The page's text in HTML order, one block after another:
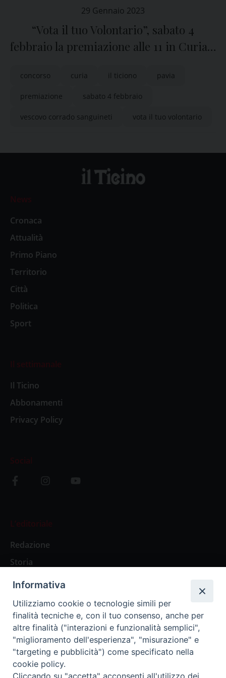
29 Gennaio 2023
“Vota il tuo Volontario”, sabato 4
febbraio la premiazione alle 11 in Curia a
concorso curia il ticiono pavia
premiazione sabato 4 febbraio
vescovo corrado sanguineti vota il tuo volontario
News
Cronaca
Attualità
Primo Piano
Territorio
Città
Politica
Sport
Il settimanale
Il Ticino
Abbonamenti
Privacy Policy
Social
L’editoriale
Redazione
Storia
Abbonamenti
Abbonamento Annuale Digitale
Abbonamento Annuale Cartaceo
Abbonamento Singola Copia Digitale
Informativa
Utilizziamo cookie o tecnologie simili per
finalità tecniche e, con il tuo consenso, anche per
altre finalità ("interazioni e funzionalità semplici",
"miglioramento dell'esperienza", "misurazione" e
"targeting e pubblicità") come specificato nella
cookie policy.